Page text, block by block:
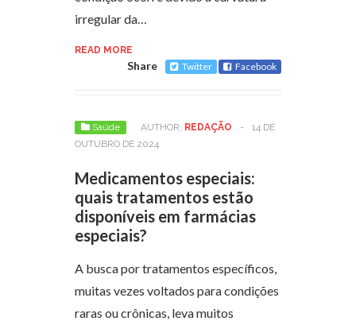
irregular da…
READ MORE
Share Twitter Facebook
Saúde AUTHOR: REDAÇÃO -
14 DE
OUTUBRO DE 2024
Medicamentos especiais:
quais tratamentos estão
disponíveis em farmácias
especiais?
A busca por tratamentos específicos,
muitas vezes voltados para condições
raras ou crônicas, leva muitos